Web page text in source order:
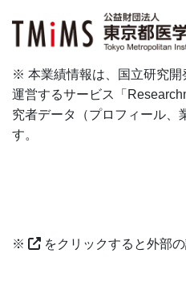
※ 本業績情報は、国立研究
運営するサービス「
究者データ（プロフィール、
す。
※ をクリックすると外部